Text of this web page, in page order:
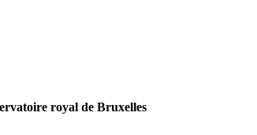
royal de Bruxelles